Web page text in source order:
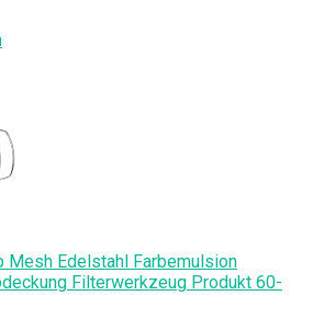
Mesh Edelstahl Farbemulsion
Filterwerkzeug Produkt 60-